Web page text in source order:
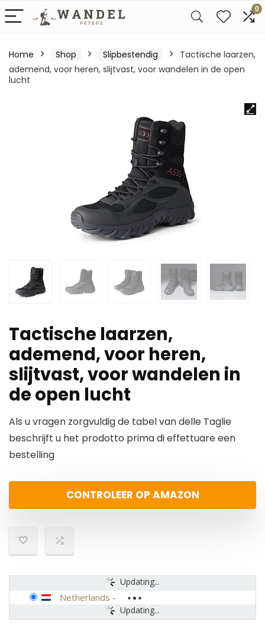
0
Home Shop Slipbestendig
Tactische laarzen,
ademend, voor heren, slijtvast, voor wandelen in de open
lucht
Tactische laarzen,
ademend, voor heren,
slijtvast, voor wandelen in
de open lucht
Als u vragen zorgvuldig de tabel van delle Taglie
beschrijft u het prodotto prima di effettuare een
bestelling
CONTROLEER OP AMAZON
Updating...
Updating...
Netherlands -